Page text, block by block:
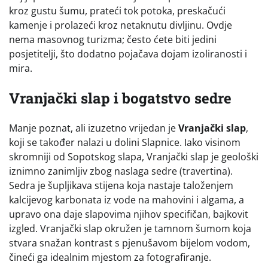
kroz gustu šumu, prateći tok potoka, preskačući
kamenje i prolazeći kroz netaknutu divljinu. Ovdje
nema masovnog turizma; često ćete biti jedini
posjetitelji, što dodatno pojačava dojam izoliranosti i
mira.
Vranjački slap i bogatstvo sedre
Manje poznat, ali izuzetno vrijedan jeVranjački slap,
koji se također nalazi u dolini Slapnice. Iako visinom
skromniji od Sopotskog slapa, Vranjački slap je geološki
iznimno zanimljiv zbog naslaga sedre (travertina).
Sedra je šupljikava stijena koja nastaje taloženjem
kalcijevog karbonata iz vode na mahovini i algama, a
upravo ona daje slapovima njihov specifičan, bajkovit
izgled. Vranjački slap okružen je tamnom šumom koja
stvara snažan kontrast s pjenušavom bijelom vodom,
čineći ga idealnim mjestom za fotografiranje.